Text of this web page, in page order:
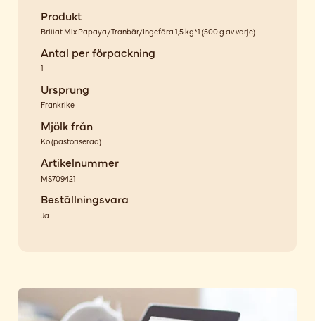
Produkt
Brillat Mix Papaya/Tranbär/Ingefära 1,5 kg*1 (500 g av varje)
Antal per förpackning
1
Ursprung
Frankrike
Mjölk från
Ko(pastöriserad)
Artikelnummer
MS709421
Beställningsvara
Ja